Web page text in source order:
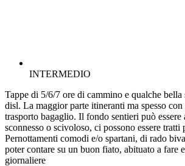
INTERMEDIO
Tappe di 5/6/7 ore di cammino e qualche
disl. La maggior parte itineranti ma spesso
trasporto bagaglio. Il fondo sentieri può essere
sconnesso o scivoloso, ci possono essere tratti
Pernottamenti comodi e/o spartani, di rado
poter contare su un buon fiato, abituato a fare
giornaliere